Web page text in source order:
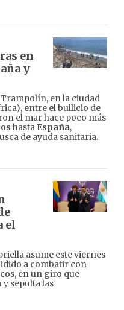
en
y
Trampolín, en la ciudad
entre el bullicio de
el mar hace poco más
hasta España,
de ayuda sanitaria.
el
asume este viernes
a combatir con
en un giro que
sepulta las